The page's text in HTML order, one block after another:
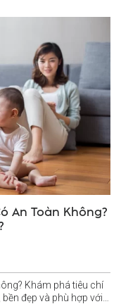
An Toàn Không?
Khám phá tiêu chí
đẹp và phù hợp với